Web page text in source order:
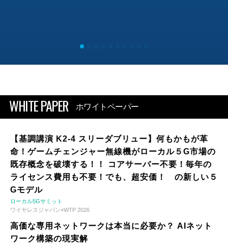
WHITE PAPER ホワイトペーパー
【基調講演 K2-4 スリーダブリュー】何もかもが革
命！ゲームチェンジャー無線機がローカル５G市場の
既存概念を破壊する！！ コアサーバー不要！毎年の
ライセンス費用も不要！でも、超安価！ の新しい５
Gモデル
ローカル5Gサミット
ワイヤレスジャパン×WTP 2026
高価な専用ネットワークは本当に必要か？ AIネット
ワーク構築の現実解